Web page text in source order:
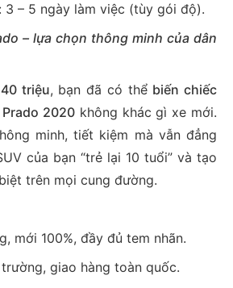
3 – 5 ngày làm việc (tùy gói độ).
– lựa chọn thông minh của dân
triệu, bạn đã có thể biến chiếc
2020 không khác gì xe mới.
minh, tiết kiệm mà vẫn đẳng
của bạn “trẻ lại 10 tuổi” và tạo
trên mọi cung đường.
mới 100%, đầy đủ tem nhãn.
giao hàng toàn quốc.